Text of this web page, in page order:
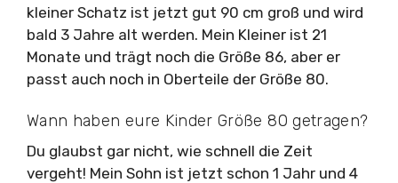
kleiner Schatz ist jetzt gut 90 cm groß und wird
bald 3 Jahre alt werden. Mein Kleiner ist 21
Monate und trägt noch die Größe 86, aber er
passt auch noch in Oberteile der Größe 80.
Wann haben eure Kinder Größe 80 getragen?
Du glaubst gar nicht, wie schnell die Zeit
vergeht! Mein Sohn ist jetzt schon 1 Jahr und 4